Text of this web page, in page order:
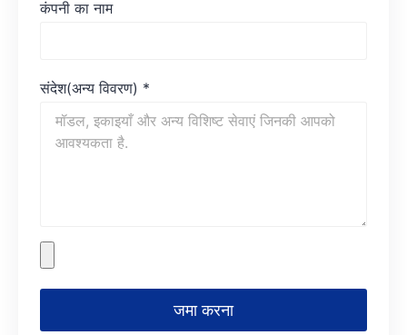
कंपनी का नाम
संदेश(अन्य विवरण) *
जमा करना